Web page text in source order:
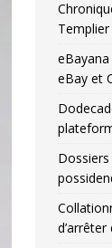
Templier
eBay et
Dossiers